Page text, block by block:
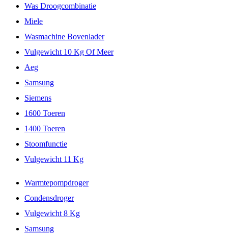
Was Droogcombinatie
Miele
Wasmachine Bovenlader
Vulgewicht 10 Kg Of Meer
Aeg
Samsung
Siemens
1600 Toeren
1400 Toeren
Stoomfunctie
Vulgewicht 11 Kg
Warmtepompdroger
Condensdroger
Vulgewicht 8 Kg
Samsung